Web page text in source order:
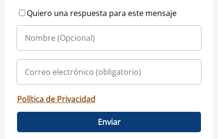
Quiero una respuesta para este mensaje
Política de Privacidad
Enviar